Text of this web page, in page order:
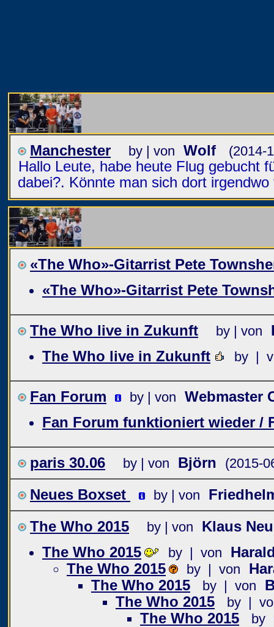
Manchester by | von Wolf (2014-
Hallo Leute, habe heute Flug gebucht
dabei?. Könnte man sich dort irgendwo
«The Who»-Gitarrist Pete
«The Who»-Gitarrist Pete
The Who live in Zukunft by | von
The Who live in Zukunft
by |
Fan Forum by | von Webmaster
Fan Forum funktioniert wieder /
paris 30.06 by | von Björn (2015-
Neues Boxset by | von
The Who 2015
by | von
Klaus
The Who 2015
by | von
The Who 2015
by | von
The Who 2015
by | von
The Who 2015
by |
The Who 2015 by